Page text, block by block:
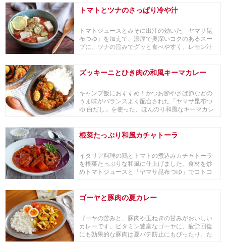
トマトとツナのさっぱり冷や汁
トマトジュースとみそに出汁の効いた「ヤマサ昆
布つゆ」を加えて、濃厚で奥深いコクのあるスー
プに。ツナの旨みでグッと食べやすく、レモン汁
ズッキーニとひき肉の和風キーマカレー
キャンプ飯におすすめ！かつお節やさば節などの
うま味がバランスよく配合された「ヤマサ昆布つ
ゆ 白だし」を使った、ほんのり和風なキーマカレ
根菜たっぷり和風カチャトーラ
イタリア料理の鶏とトマトの煮込みカチャトーラ
を根菜たっぷりな和風に仕上げました。食材を炒
めトマトジュースと「ヤマサ昆布つゆ」でコトコ
ゴーヤと豚肉の夏カレー
ゴーヤの苦みと、豚肉や玉ねぎの甘みがおいしい
カレーです。ビタミン豊富なゴーヤに、疲労回復
にも効果的な豚肉は夏バテ防止にもぴったり。た